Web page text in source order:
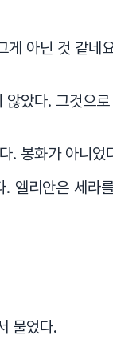
게 아닌 것 같네
았다. 그것으
. 봉화가 아니었
엘리안은 세라
물었다.